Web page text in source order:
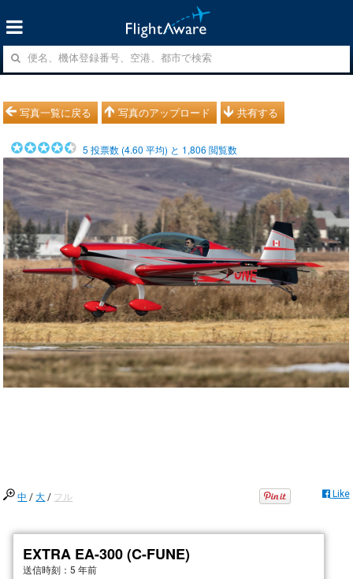
写真一覧に戻る 写真のアップロード 共有する
5 投票数 (4.60 平均) と 1,806 閲覧数
中 /大 / フル Like
EXTRA EA-300 (C-FUNE)
送信時刻：5 年前